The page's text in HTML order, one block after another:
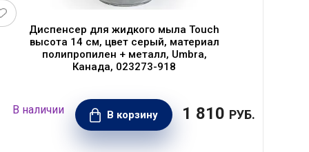
Диспенсер для жидкого мыла Touch
высота 14 см, цвет серый, материал
полипропилен + металл, Umbra,
Канада, 023273-918
В корзину 1 810 РУБ.